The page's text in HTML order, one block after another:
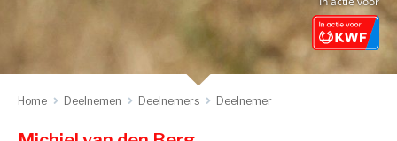
Home Deelnemen Deelnemers Deelnemer